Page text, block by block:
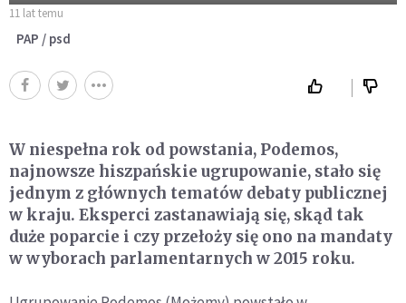
11 lat temu
PAP / psd
W niespełna rok od powstania, Podemos,
najnowsze hiszpańskie ugrupowanie, stało się
jednym z głównych tematów debaty publicznej
w kraju. Eksperci zastanawiają się, skąd tak
duże poparcie i czy przełoży się ono na mandaty
w wyborach parlamentarnych w 2015 roku.